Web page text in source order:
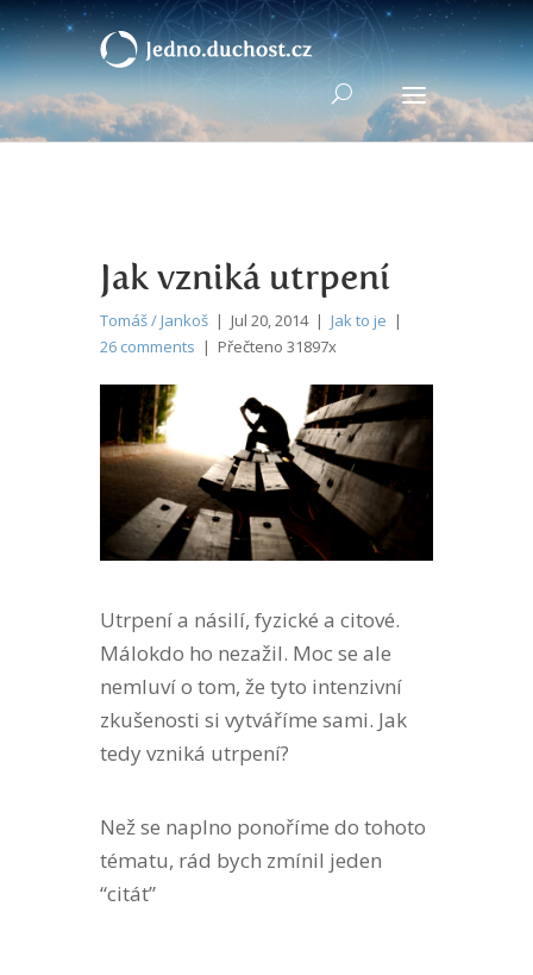
Jak vzniká utrpení
Tomáš / Jankoš | Jul 20, 2014 | Jak to je |
26 comments | Přečteno 31897x
Utrpení a násilí, fyzické a citové.
Málokdo ho nezažil. Moc se ale
nemluví o tom, že tyto intenzivní
zkušenosti si vytváříme sami. Jak
tedy vzniká utrpení?
Než se naplno ponoříme do tohoto
tématu, rád bych zmínil jeden
“citát”